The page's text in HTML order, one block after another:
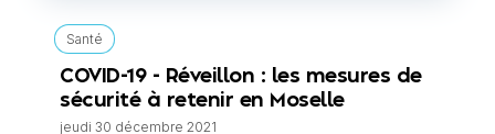
Santé
COVID-19 - Réveillon : les mesures de
sécurité à retenir en Moselle
jeudi 30 décembre 2021